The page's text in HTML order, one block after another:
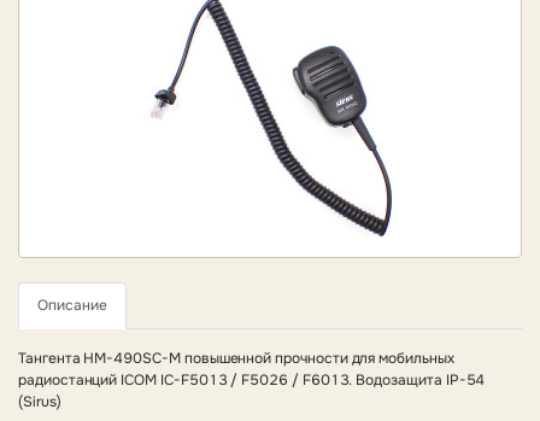
Описание
Тангента HM-490SC-M повышенной прочности для мобильных
радиостанций ICOM IC-F5013 / F5026 / F6013. Водозащита IP-54
(Sirus)